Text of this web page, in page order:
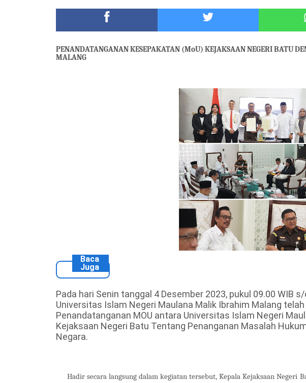
Tugu Tirta Usung 'Smart Water City' di Indonesia City Expo APEKSI XVIII Medan
Meriah,Peringati Hari Bhayangkara ke-80,Polres Batu Gelar Kapolres Cup 9 Ball
PENANDATANGANAN KESEPAKATAN (MoU) KEJAKSAAN NEGERI BATU
MALANG
Baca
Juga
Pada hari Senin tanggal 4 Desember 2023, pukul 09.00 WIB
Universitas Islam Negeri Maulana Malik Ibrahim Malang
Penandatanganan MOU antara Universitas Islam Negeri
Kejaksaan Negeri Batu Tentang Penanganan Masalah
Negara.
Hadir secara langsung dalam kegiatan tersebut, Kepala Kejaksaan Negeri